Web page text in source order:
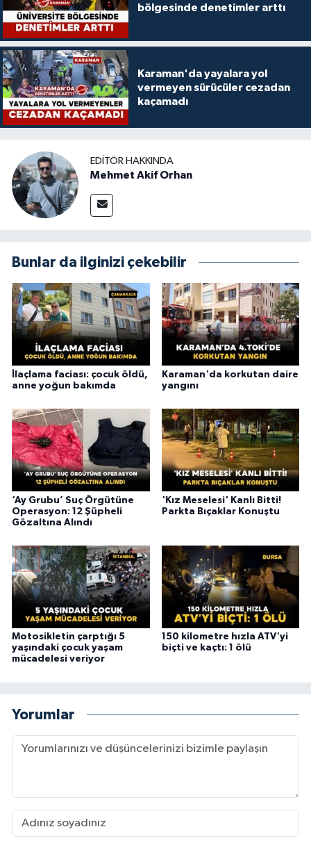
bölgesinde denetimler arttı
Karaman'da yayalara yol
vermeyen sürücüler cezadan
kaçamadı
EDITÖR HAKKINDA
Mehmet Akif Orhan
Bunlar da ilginizi çekebilir
İlaçlama faciası: çocuk öldü,
anne yoğun bakımda
Karaman'da korkutan daire
yangını
‘Ay Grubu’ Suç Örgütüne
Operasyon: 12 Şüpheli
Gözaltına Alındı
'Kız Meselesi' Kanlı Bitti!
Parkta Bıçaklar Konuştu
Motosikletin çarptığı 5
yaşındaki çocuk yaşam
mücadelesi veriyor
150 kilometre hızla ATV'yi
biçti ve kaçtı: 1 ölü
Yorumlar